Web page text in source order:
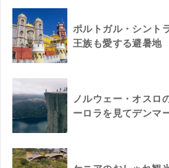
ポルトガル・シント
王族も愛する避暑地
ノルウェー・オスロ
ーロラを見てデンマ